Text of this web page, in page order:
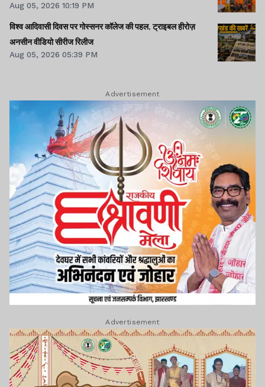
Aug 05, 2026 10:19 PM
विश्व आदिवासी दिवस पर गोस्सनर कॉलेज की पहल, ट्राइबल हीरोज़
अनसीन वीडियो सीरीज रिलीज
Aug 05, 2026 05:39 PM
Advertisement
Advertisement